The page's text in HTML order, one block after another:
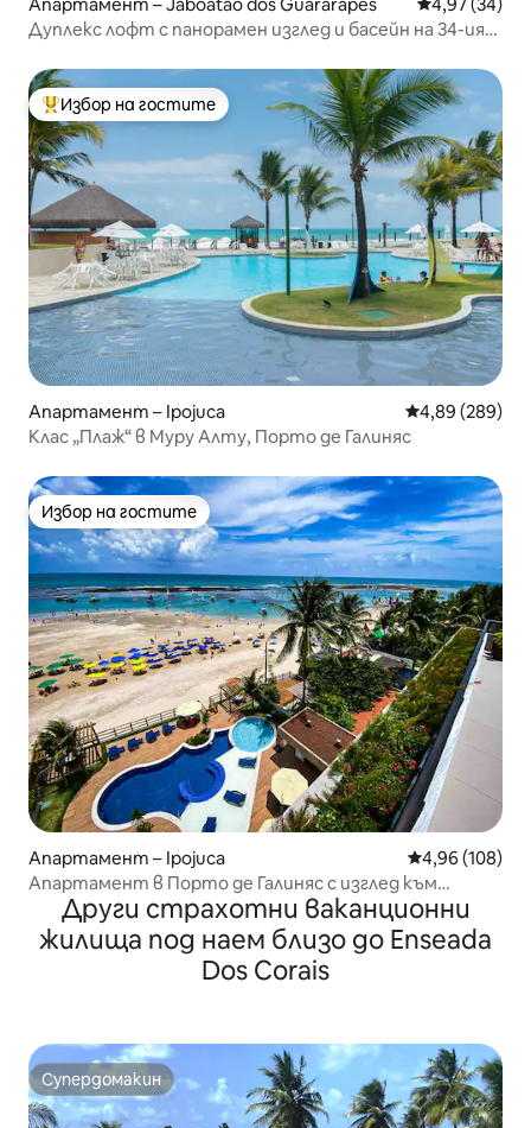
Дуплекс лофт с панорамен изглед и басейн на 34-ия
Най-популярен избор на гостите
Избор на гостите
Апартамент – Ipojuca Средна
4,89 (289)
Клас „Плаж“ в Муру Алту, Порто де Галиняс
Избор на гостите
Избор на гостите
Апартамент – Ipojuca Средна
4,96 (108)
Апартамент в Порто де Галиняс с изглед към
морето
Други страхотни ваканционни
жилища под наем близо до Enseada
Dos Corais
Супердомакин
Супердомакин